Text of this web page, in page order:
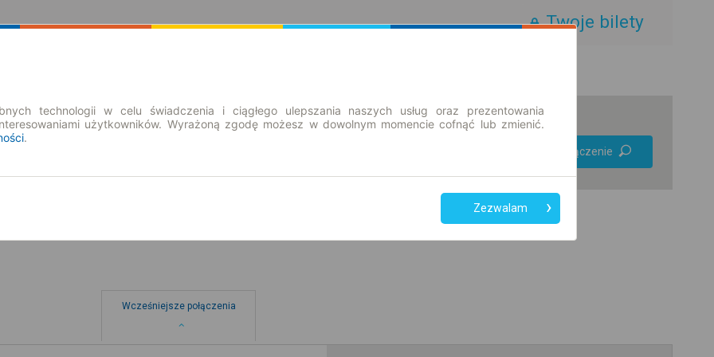
Twoje bilety
Znajdź połączenie
Wcześniejsze połączenia
technologii w celu świadczenia i ciągłego ulepszania naszych usług oraz prezentowania
użytkowników. Wyrażoną zgodę możesz w dowolnym momencie cofnąć lub zmienić.
.
Zezwalam